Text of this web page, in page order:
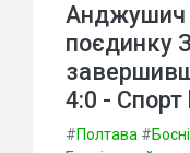
Анджушич
поєдинку
4:0 -
#Полтава #